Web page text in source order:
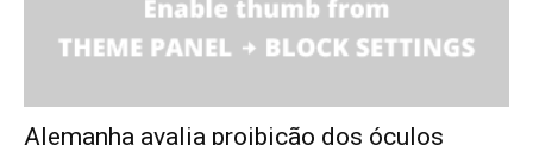
Alemanha avalia proibição dos óculos